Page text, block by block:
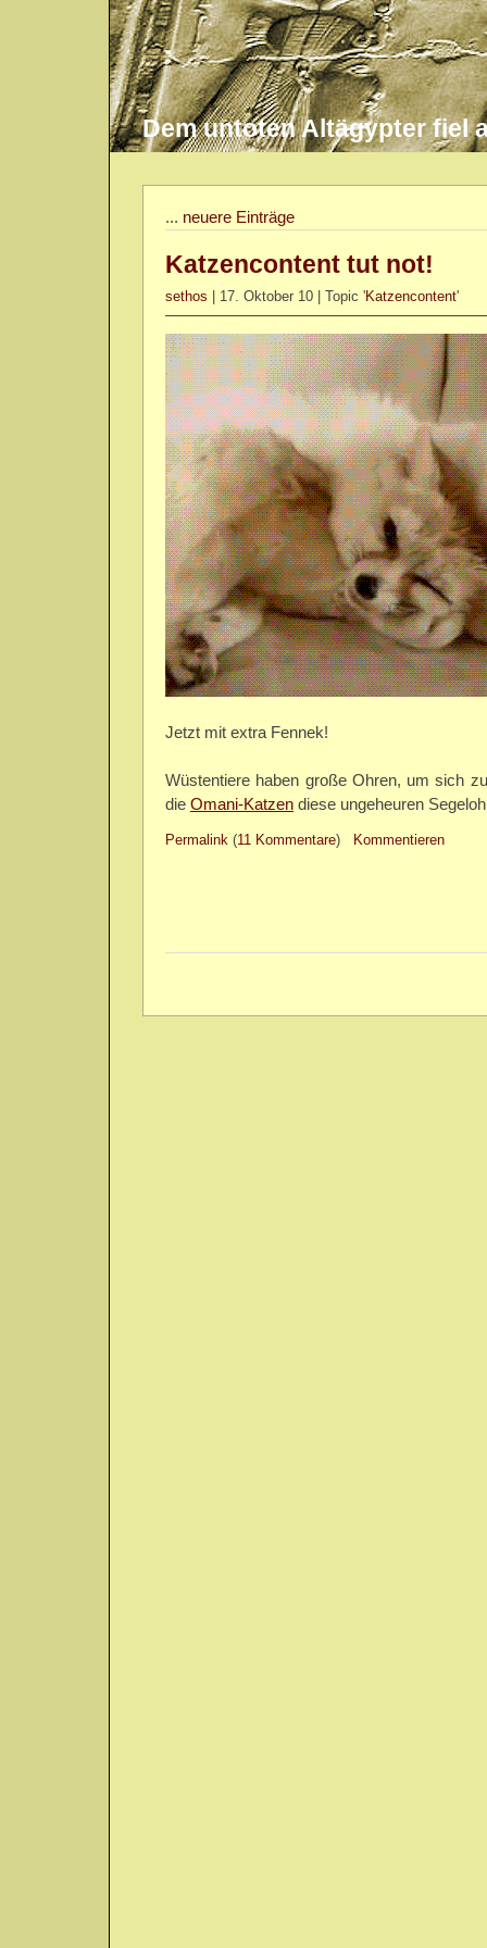
Dem untoten Altägypter fiel
... neuere Einträge
Katzencontent tut not!
sethos | 17. Oktober 10 | Topic 'Katzencontent'
Jetzt mit extra Fennek!
Wüstentiere haben große Ohren, um sich
die Omani-Katzen diese ungeheuren
Permalink (11 Kommentare) Kommentieren